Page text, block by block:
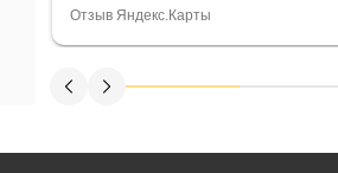
Считаю, что это говорит о
Отзыв Яндекс.Карты